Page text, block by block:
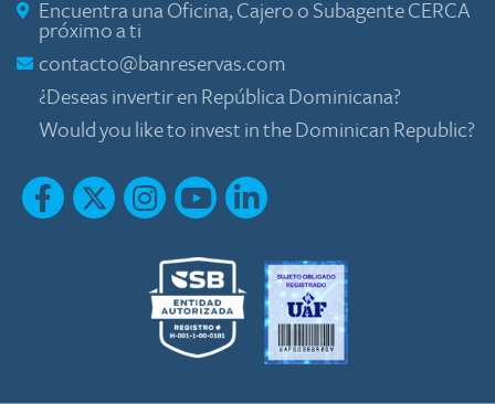
Encuentra una Oficina, Cajero o Subagente CERCA
próximo a ti
contacto@banreservas.com
¿Deseas invertir en República Dominicana?
Would you like to invest in the Dominican Republic?